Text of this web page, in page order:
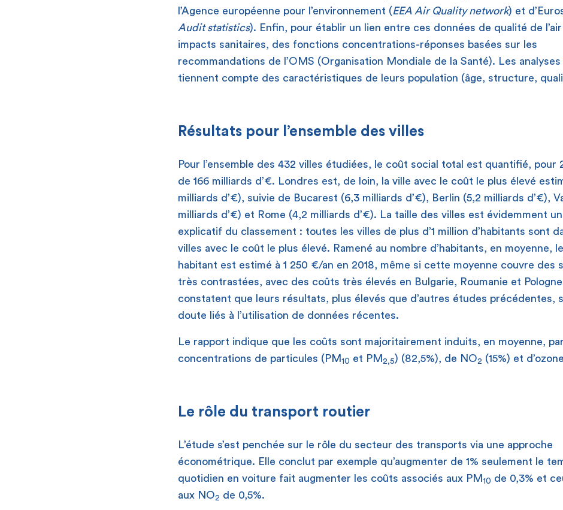
l’Agence européenne pour l’environnement (EEA Air Quality network) et
Audit statistics). Enfin, pour établir un lien entre ces données de qualité de
impacts sanitaires, des fonctions concentrations-réponses basées sur les
recommandations de l’OMS (Organisation Mondiale de la Santé). Les
tiennent compte des caractéristiques de leurs population (âge, structure,
Résultats pour l’ensemble des villes
Pour l’ensemble des 432 villes étudiées, le coût social total est quantifié, pour
de 166 milliards d’€. Londres est, de loin, la ville avec le coût le plus élevé
milliards d’€), suivie de Bucarest (6,3 milliards d’€), Berlin (5,2 milliards d’€),
milliards d’€) et Rome (4,2 milliards d’€). La taille des villes est évidemment
explicatif du classement : toutes les villes de plus d’1 million d’habitants sont
villes avec le coût le plus élevé. Ramené au nombre d’habitants, en moyenne,
habitant est estimé à 1 250 €/an en 2018, même si cette moyenne couvre des
très contrastées, avec des coûts très élevés en Bulgarie, Roumanie et
constatent que leurs résultats, plus élevés que d’autres études précédentes,
doute liés à l’utilisation de données récentes.
Le rapport indique que les coûts sont majoritairement induits, en moyenne,
concentrations de particules (PM 10 et PM 2,5) (82,5%), de NO2 (15%) et
Le rôle du transport routier
L’étude s’est penchée sur le rôle du secteur des transports via une approche
économétrique. Elle conclut par exemple qu’augmenter de 1% seulement le
quotidien en voiture fait augmenter les coûts associés aux PM 10 de 0,3% et
aux NO2 de 0,5%.